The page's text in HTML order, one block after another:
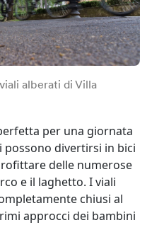
alberati di Villa
per una giornata
divertirsi in bici
delle numerose
e il laghetto. I viali
chiusi al
approcci dei bambini